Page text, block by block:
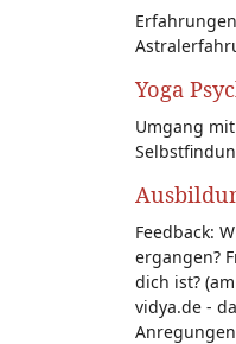
Yoga
Umgang
Feedback:
ergangen?
dich ist?
vidya.de -